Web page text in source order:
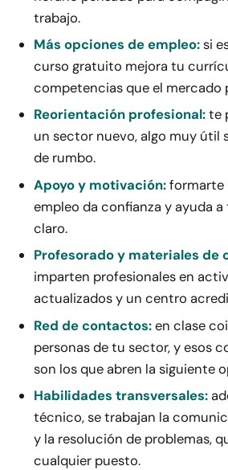
trabajo.
Más opciones de empleo:si
curso gratuito mejora tu
competencias que el mercado
Reorientación profesional:te
un sector nuevo, algo muy útil
de rumbo.
Apoyo y motivación:formarte
empleo da confianza y ayuda
claro.
Profesorado y materiales de
imparten profesionales en
actualizados y un centro
Red de contactos:en clase
personas de tu sector, y esos
son los que abren la siguiente
Habilidades transversales:
técnico, se trabajan la
y la resolución de problemas,
cualquier puesto.